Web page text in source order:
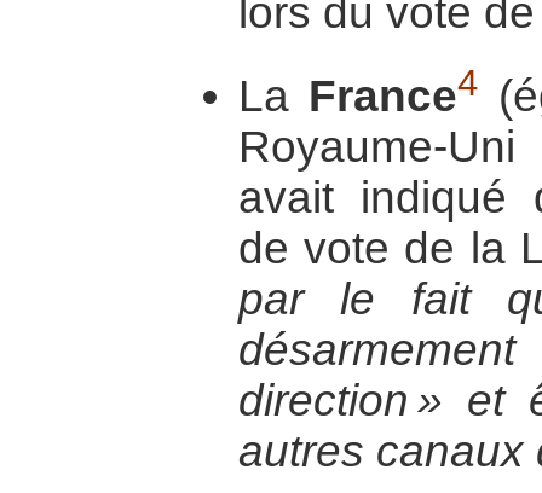
lors du vote
La France4
Royaume-
avait indiqué
de vote de la
par le fait
direction » et
autres canaux